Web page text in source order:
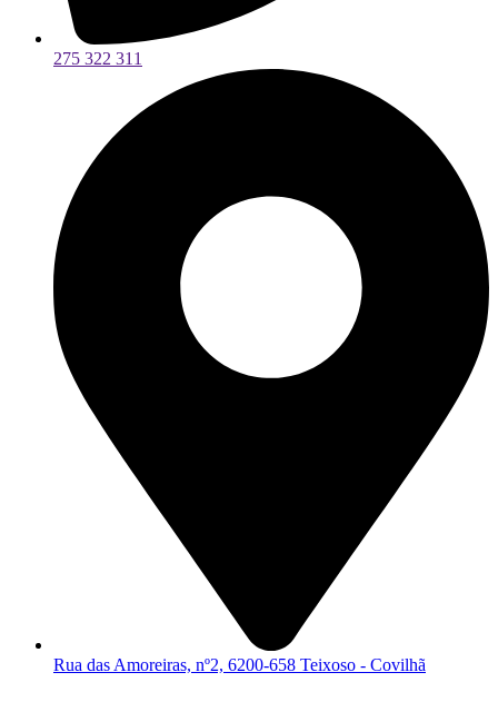
275 322 311
Rua das Amoreiras, nº2, 6200-658 Teixoso - Covilhã